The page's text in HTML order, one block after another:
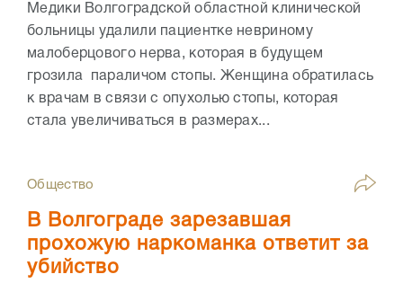
Медики Волгоградской областной клинической
больницы удалили пациентке невриному
малоберцового нерва, которая в будущем
грозила параличом стопы. Женщина обратилась
к врачам в связи с опухолью стопы, которая
стала увеличиваться в размерах...
Общество
В Волгограде зарезавшая
прохожую наркоманка ответит за
убийство